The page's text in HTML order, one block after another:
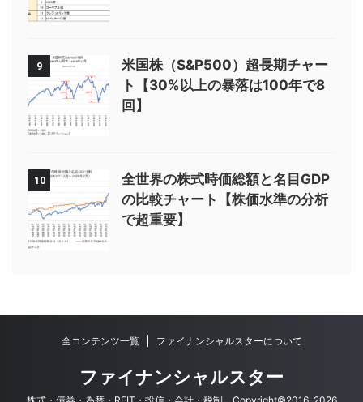
9
米国株（S&P500）超長期チャー
ト【30%以上の暴落は100年で8
回】
10
全世界の株式時価総額と名目GDP
の比較チャート【株価水準の分析
で超重要】
全コンテンツ一覧 ファイナンシャルスターについて
ファイナンシャルスター